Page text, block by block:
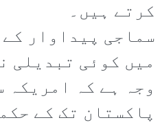
کرتے ہیں۔
سماجی پیداوار
میں کوئی تبدیلی
وجہ ہے کہ
پاکستان تک کے